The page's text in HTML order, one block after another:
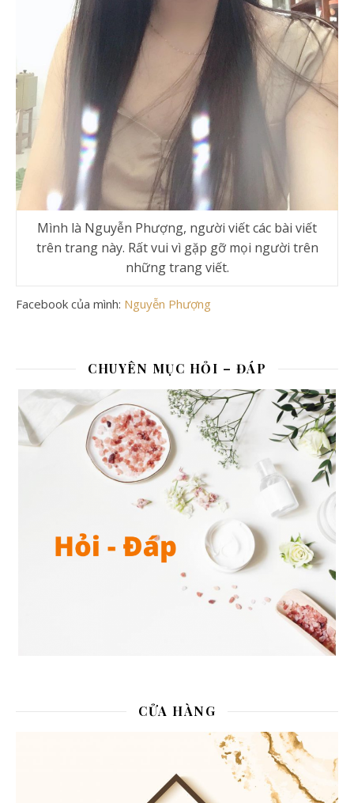
Mình là Nguyễn Phượng, người viết các bài viết
trên trang này. Rất vui vì gặp gỡ mọi người trên
những trang viết.
Facebook của mình: Nguyễn Phượng
CHUYÊN MỤC HỎI – ĐÁP
CỬA HÀNG